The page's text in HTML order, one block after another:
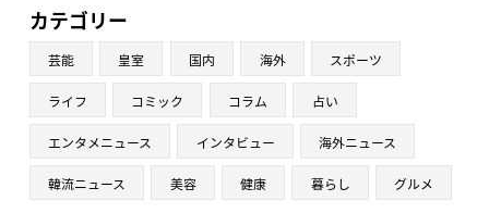
カテゴリー
芸能 皇室 国内 海外 スポーツ
ライフ コミック コラム 占い
エンタメニュース インタビュー 海外ニュース
韓流ニュース 美容 健康 暮らし グルメ